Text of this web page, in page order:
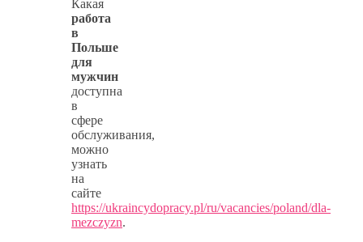
Какая
работа
в
Польше
для
мужчин
доступна
в
сфере
обслуживания,
можно
узнать
на
сайте
https://ukraincydopracy.pl/ru/vacancies/poland/dla-
mezczyzn.